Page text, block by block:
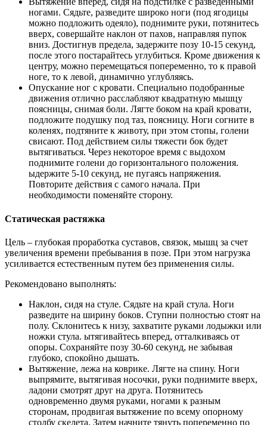
ногами. Сядьте, разведите широко ноги (под ягодицы
можно подложить одеяло), поднимите руки, потянитесь
вверх, совершайте наклон от пахов, направляя пупок
вниз. Достигнув предела, задержите позу 10-15 секунд,
после этого постарайтесь углубиться. Кроме движения к
центру, можно перемещаться попеременно, то к правой
ноге, то к левой, динамично углубляясь.
Опускание ног с кровати. Специально подобранные
движения отлично расслабляют квадратную мышцу
поясницы, снимая боли. Лягте боком на край кровати,
подложите подушку под таз, поясницу. Ноги согните в
коленях, подтяните к животу, при этом стопы, голени
свисают. Под действием силы тяжести бок будет
вытягиваться. Через некоторое время с выдохом
поднимите голени до горизонтального положения.
ыдержите 5-10 секунд, не пугаясь напряжения.
Повторите действия с самого начала. При
необходимости поменяйте сторону.
Статическая растяжка
Цель – глубокая проработка суставов, связок, мышц за счет
увеличения времени пребывания в позе. При этом нагрузка
усиливается естественным путем без применения силы.
Рекомендовано выполнять:
Наклон, сидя на стуле. Сядьте на край стула. Ноги
разведите на ширину боков. Ступни полностью стоят на
полу. Склонитесь к низу, захватите руками лодыжки или
ножки стула. ытягивайтесь вперед, отталкиваясь от
опоры. Сохраняйте позу 30-60 секунд, не забывая
глубоко, спокойно дышать.
Вытяжение, лежа на коврике. Лягте на спину. Ноги
выпрямите, вытягивая носочки, руки поднимите вверх,
ладони смотрят друг на друга. Потянитесь
одновременно двумя руками, ногами к разным
сторонам, продвигая вытяжение по всему опорному
столбу скелета. Затем начните тянуть попеременно по